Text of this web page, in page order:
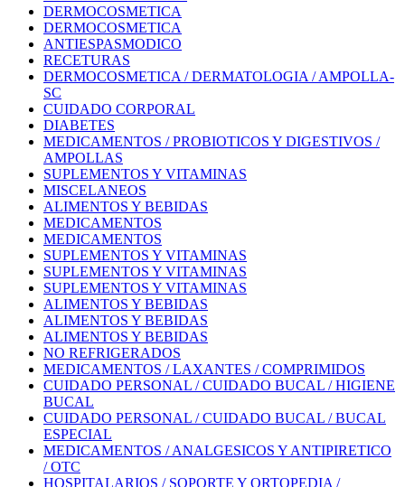
DERMOCOSMETICA
DERMOCOSMETICA
ANTIESPASMODICO
RECETURAS
DERMOCOSMETICA / DERMATOLOGIA / AMPOLLA-
SC
CUIDADO CORPORAL
DIABETES
MEDICAMENTOS / PROBIOTICOS Y DIGESTIVOS /
AMPOLLAS
SUPLEMENTOS Y VITAMINAS
MISCELANEOS
ALIMENTOS Y BEBIDAS
MEDICAMENTOS
MEDICAMENTOS
SUPLEMENTOS Y VITAMINAS
SUPLEMENTOS Y VITAMINAS
SUPLEMENTOS Y VITAMINAS
ALIMENTOS Y BEBIDAS
ALIMENTOS Y BEBIDAS
ALIMENTOS Y BEBIDAS
NO REFRIGERADOS
MEDICAMENTOS / LAXANTES / COMPRIMIDOS
CUIDADO PERSONAL / CUIDADO BUCAL / HIGIENE
BUCAL
CUIDADO PERSONAL / CUIDADO BUCAL / BUCAL
ESPECIAL
MEDICAMENTOS / ANALGESICOS Y ANTIPIRETICO
/ OTC
HOSPITALARIOS / SOPORTE Y ORTOPEDIA /